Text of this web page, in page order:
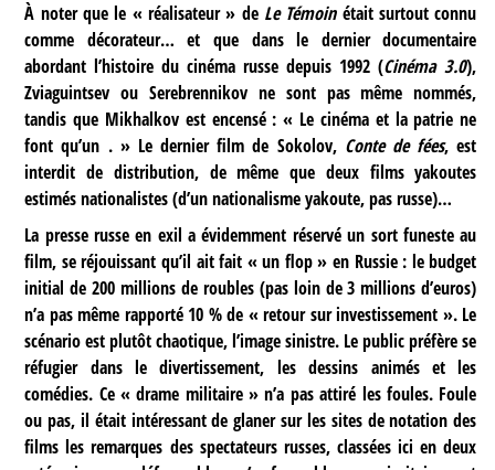
À noter que le « réalisateur » de Le Témoinétait surtout connu
comme décorateur… et que dans le dernier documentaire
abordant l’histoire du cinéma russe depuis 1992 (Cinéma 3.0),
Zviaguintsev ou Serebrennikov ne sont pas même nommés,
tandis que Mikhalkov est encensé : « Le cinéma et la patrie ne
font qu’un . » Le dernier film de Sokolov, Conte de fées, est
interdit de distribution, de même que deux films yakoutes
estimés nationalistes (d’un nationalisme yakoute, pas russe)…
La presse russe en exil a évidemment réservé un sort funeste au
film, se réjouissant qu’il ait fait « un flop » en Russie : le budget
initial de 200 millions de roubles (pas loin de 3 millions d’euros)
n’a pas même rapporté 10 % de « retour sur investissement ». Le
scénario est plutôt chaotique, l’image sinistre. Le public préfère se
réfugier dans le divertissement, les dessins animés et les
comédies. Ce « drame militaire » n’a pas attiré les foules. Foule
ou pas, il était intéressant de glaner sur les sites de notation des
films les remarques des spectateurs russes, classées ici en deux